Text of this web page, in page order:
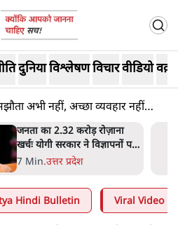
दुनियाविश्लेषणविचारवीडियो
अभी नहीं, अच्छा व्यवहार नहीं
उलटबांसीः राष्ट्र के चरित्र की मरम्मत
जारी है
11 Min.व्यंग्य/उलटबाँसी
Hindi Bulletin Viral Video